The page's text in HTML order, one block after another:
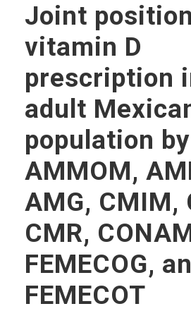
Joint
vitamin D
prescription
adult
population by
AMMOM,
AMG, CMIM,
CMR,
FEMECOG,
FEMECOT